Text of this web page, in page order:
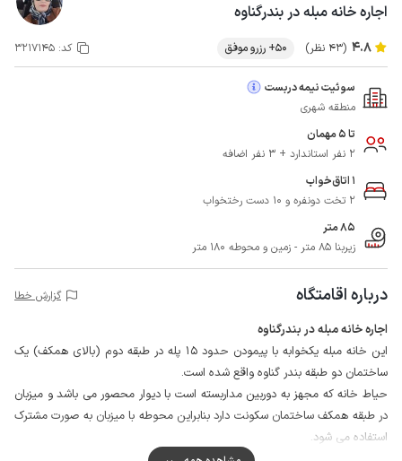
اجاره خانه مبله در بندرگناوه
4.8 (43 نظر) 50+ رزرو موفق کد: 3217145
سوئیت نیمه دربست
منطقه شهری
تا 5 مهمان
2 نفر استاندارد + 3 نفر اضافه
1 اتاق‌خواب
2 تخت دونفره و 10 دست رختخواب
85 متر
زیربنا 85 متر - زمین و محوطه 180 متر
درباره اقامتگاه گزارش خطا
اجاره خانه مبله در بندرگناوه
این خانه مبله یکخوابه با پیمودن حدود 15 پله در طبقه دوم (بالای همکف) یک
ساختمان دو طبقه بندر گناوه واقع شده است.
حیاط خانه که مجهز به دوربین مداربسته است با دیوار محصور می باشد و میزبان
در طبقه همکف ساختمان سکونت دارد بنابراین محوطه با میزبان به صورت مشترک
استفاده می شود.